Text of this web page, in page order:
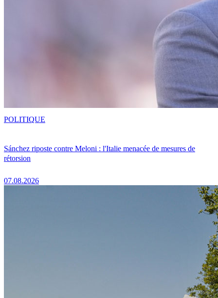
Sánchez riposte contre Meloni : l'Italie menacée de mesures de
rétorsion
07.08.2026
POLITIQUE